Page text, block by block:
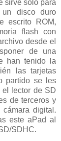
sirve sólo para
disco duro
escrito ROM,
flash con
desde el
de una
han tenido la
las tarjetas
partido se les
el lector de SD
de terceros y
digital.
este aPad al
SDHC.